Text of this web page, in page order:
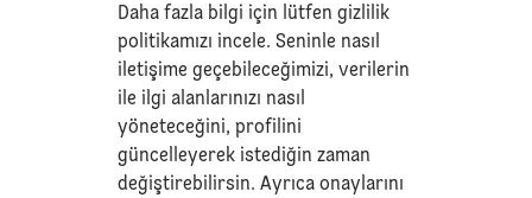
Daha fazla bilgi için lütfengizlilik
politikamızı incele. Seninle nasıl
iletişime geçebileceğimizi, verilerin
ile ilgi alanlarınızı nasıl
yöneteceğini, profilini
güncelleyerek istediğin zaman
değiştirebilirsin. Ayrıca onaylarını